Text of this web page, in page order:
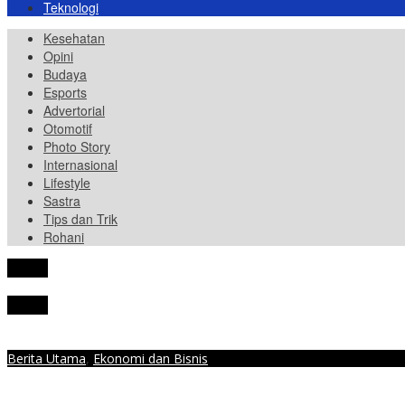
Teknologi
Kesehatan
Opini
Budaya
Esports
Advertorial
Otomotif
Photo Story
Internasional
Lifestyle
Sastra
Tips dan Trik
Rohani
Berita Utama, Ekonomi dan Bisnis